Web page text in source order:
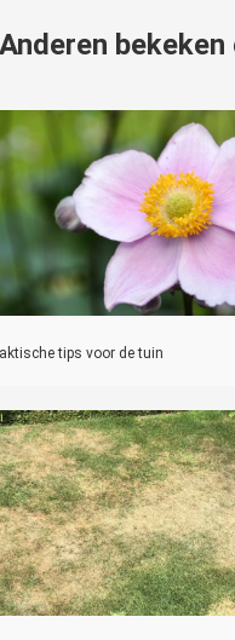
Anderen bekeken
tips voor de tuin